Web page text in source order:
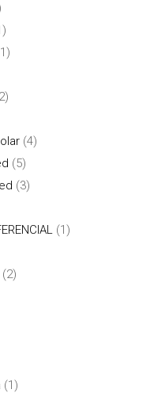
(4)
(5)
(3)
(1)
(2)
(1)